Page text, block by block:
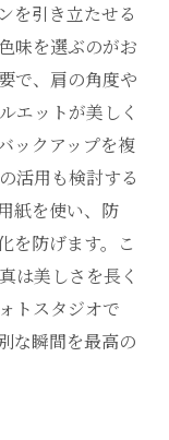
を引き立たせる
味を選ぶのがお
で、肩の角度や
エットが美しく
ックアップを複
活用も検討する
紙を使い、防
を防げます。こ
は美しさを長く
トスタジオで
な瞬間を最高の